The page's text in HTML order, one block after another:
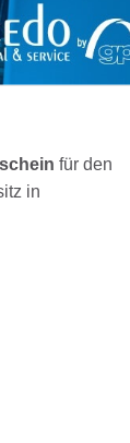
für den
in